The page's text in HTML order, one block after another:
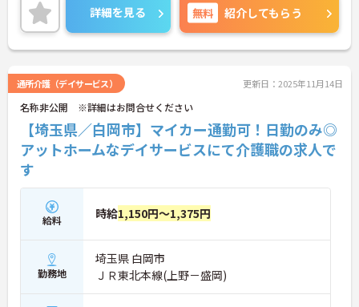
詳細を見る 無料 紹介してもらう
通所介護（デイサービス） 更新日：2025年11月14日
名称非公開 ※詳細はお問合せください
【埼玉県／白岡市】マイカー通勤可！日勤のみ◎
アットホームなデイサービスにて介護職の求人で
す
給料 時給1,150円～1,375円
勤務地
埼玉県 白岡市
ＪＲ東北本線(上野－盛岡)